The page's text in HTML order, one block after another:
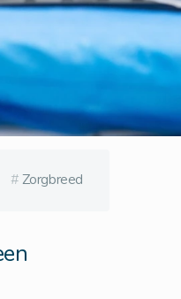
#Zorgbreed